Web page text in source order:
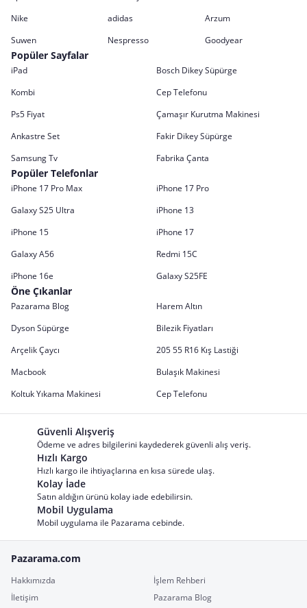
Nike
adidas
Arzum
Suwen
Nespresso Goodyear
Popüler Sayfalar
iPad
Bosch Dikey Süpürge
Kombi
Cep Telefonu
Ps5 Fiyat
Çamaşır Kurutma Makinesi
Ankastre Set
Fakir Dikey Süpürge
Samsung Tv
Fabrika Çanta
Popüler Telefonlar
iPhone 17 Pro Max
iPhone 17 Pro
Galaxy S25 Ultra
iPhone 13
iPhone 15
iPhone 17
Galaxy A56
Redmi 15C
iPhone 16e
Galaxy S25FE
Öne Çıkanlar
Pazarama Blog
Harem Altın
Dyson Süpürge
Bilezik Fiyatları
Arçelik Çaycı
205 55 R16 Kış Lastiği
Macbook
Bulaşık Makinesi
Koltuk Yıkama Makinesi
Cep Telefonu
Güvenli Alışveriş
Ödeme ve adres bilgilerini kaydederek güvenli alış veriş.
Hızlı Kargo
Hızlı kargo ile ihtiyaçlarına en kısa sürede ulaş.
Kolay İade
Satın aldığın ürünü kolay iade edebilirsin.
Mobil Uygulama
Mobil uygulama ile Pazarama cebinde.
Pazarama.com
Hakkımızda
İşlem Rehberi
İletişim
Pazarama Blog